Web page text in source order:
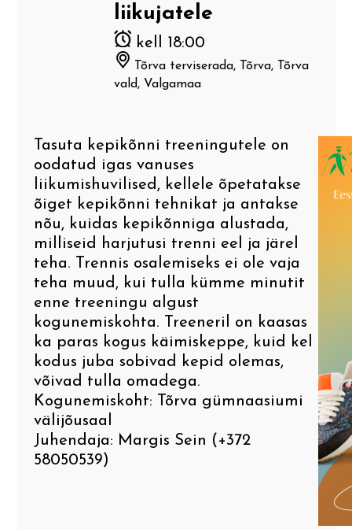
liikujatele
kell 18:00
Tõrva terviserada, Tõrva, Tõrva
vald, Valgamaa
Tasuta kepikõnni treeningutele on
oodatud igas vanuses
liikumishuvilised, kellele õpetatakse
õiget kepikõnni tehnikat ja antakse
nõu, kuidas kepikõnniga alustada,
milliseid harjutusi trenni eel ja järel
teha. Trennis osalemiseks ei ole vaja
teha muud, kui tulla kümme minutit
enne treeningu algust
kogunemiskohta. Treeneril on kaasas
ka paras kogus käimiskeppe, kuid kel
kodus juba sobivad kepid olemas,
võivad tulla omadega.
Kogunemiskoht: Tõrva gümnaasiumi
välijõusaal
Juhendaja: Margis Sein (+372
58050539)
Mulgi Söögi Festival
Mulgimaa peremäng
Mulgi tooted. Mulgi toit. Tehtud
V Lilli – Karksi – Kärstna – Riidaja –
Leebiku– Pikasilla
VI Õisu sepikoda – Õisu mõis –
VII Mulgimaa puuskulptuurid
VIII Liivimaa Jakobitee
IX Via Livonica väike ring
X Helisev Via Livonica
XI Kitzbergi radadel
Top 20 Mulgimaal
Temaatilisi uurimistöid
Rahvaluule ja pärimus
Mulgikeelne ajaleht
Mulgikeelsed uudised
Mulgikeelne Täheke
Mulkide Almanak